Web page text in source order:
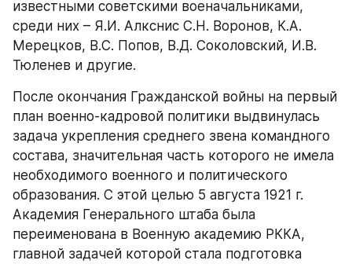
известными советскими военачальниками,
среди них – Я.И. Алкснис С.Н. Воронов, К.А.
Мерецков, В.С. Попов, В.Д. Соколовский, И.В.
Тюленев и другие.
После окончания Гражданской войны на первый
план военно-кадровой политики выдвинулась
задача укрепления среднего звена командного
состава, значительная часть которого не имела
необходимого военного и политического
образования. С этой целью 5 августа 1921 г.
Академия Генерального штаба была
переименована в Военную академию РККА,
главной задачей которой стала подготовка